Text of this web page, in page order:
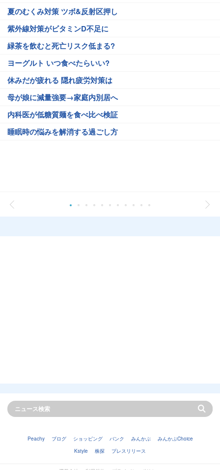
夏のむくみ対策 ツボ&反射区押し
紫外線対策がビタミンD不足に
緑茶を飲むと死亡リスク低まる?
ヨーグルト いつ食べたらいい?
休みだが疲れる 隠れ疲労対策は
母が娘に減量強要→家庭内別居へ
内科医が低糖質麺を食べ比べ検証
睡眠時の悩みを解消する過ごし方
Peachy ブログ ショッピング バンク みんかぶ
みんかぶChoice
Kstyle
株探 プレスリリース